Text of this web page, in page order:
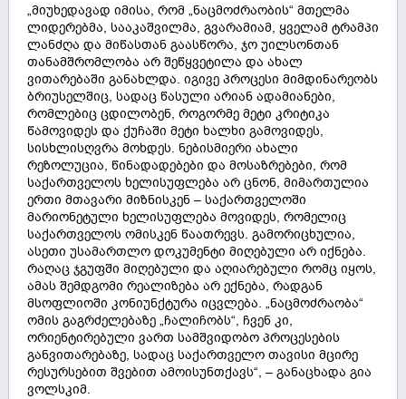
„მიუხედავად იმისა, რომ „ნაცმოძრაობის“ მთელმა
ლიდერებმა, სააკაშვილმა, გვარამიამ, ყველამ ტრამპი
ლანძღა და მიწასთან გაასწორა, ჯო უილსონთან
თანამშრომლობა არ შეწყვეტილა და ახალ
ვითარებაში განახლდა. იგივე პროცესი მიმდინარეობს
ბრიუსელშიც, სადაც წასული არიან ადამიანები,
რომლებიც ცდილობენ, როგორმე მეტი კრიტიკა
წამოვიდეს და ქუჩაში მეტი ხალხი გამოვიდეს,
სისხლისღვრა მოხდეს. ნებისმიერი ახალი
რეზოლუცია, წინადადებები და მოსაზრებები, რომ
საქართველოს ხელისუფლება არ ცნონ, მიმართულია
ერთი მთავარი მიზნისკენ – საქართველოში
მარიონეტული ხელისუფლება მოვიდეს, რომელიც
საქართველოს ომისკენ წაათრევს. გამორიცხულია,
ასეთი უსამართლო დოკუმენტი მიღებული არ იქნება.
რაღაც ჯგუფში მიღებული და აღიარებული რომც იყოს,
ამას შემდგომი რეალიზება არ ექნება, რადგან
მსოფლიოში კონიუნქტურა იცვლება. „ნაცმოძრაობა“
ომის გაგრძელებაზე „ჩალიჩობს“, ჩვენ კი,
ორიენტირებული ვართ სამშვიდობო პროცესების
განვითარებაზე, სადაც საქართველო თავისი მცირე
რესურსებით შვებით ამოისუნთქავს“, – განაცხადა გია
ვოლსკიმ.